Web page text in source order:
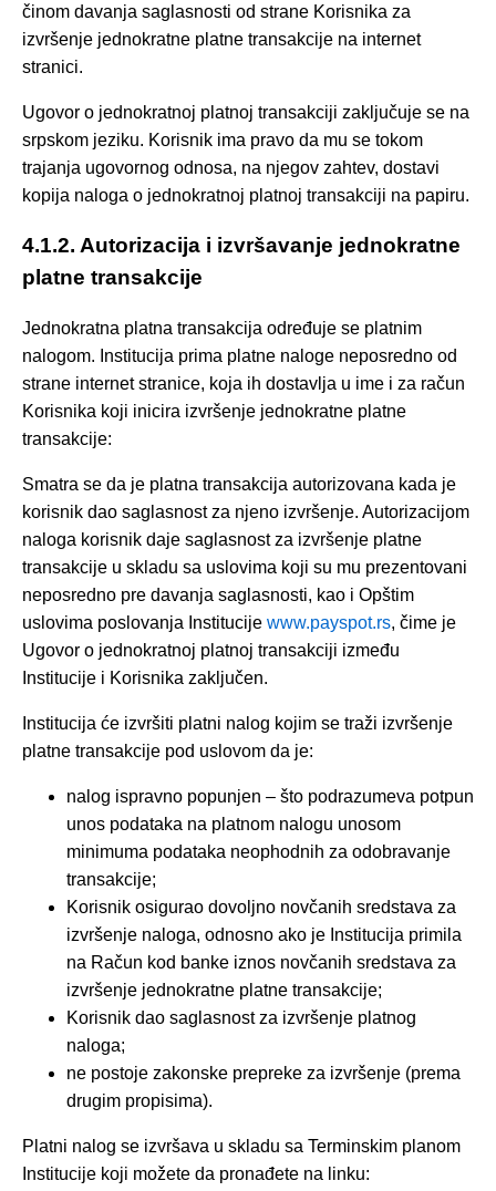
činom davanja saglasnosti od strane Korisnika za
izvršenje jednokratne platne transakcije na internet
stranici.
Ugovor o jednokratnoj platnoj transakciji zaključuje se na
srpskom jeziku. Korisnik ima pravo da mu se tokom
trajanja ugovornog odnosa, na njegov zahtev, dostavi
kopija naloga o jednokratnoj platnoj transakciji na papiru.
4.1.2. Autorizacija i izvršavanje jednokratne
platne transakcije
Jednokratna platna transakcija određuje se platnim
nalogom. Institucija prima platne naloge neposredno od
strane internet stranice, koja ih dostavlja u ime i za račun
Korisnika koji inicira izvršenje jednokratne platne
transakcije:
Smatra se da je platna transakcija autorizovana kada je
korisnik dao saglasnost za njeno izvršenje. Autorizacijom
naloga korisnik daje saglasnost za izvršenje platne
transakcije u skladu sa uslovima koji su mu prezentovani
neposredno pre davanja saglasnosti, kao i Opštim
uslovima poslovanja Institucije www.payspot.rs, čime je
Ugovor o jednokratnoj platnoj transakciji između
Institucije i Korisnika zaključen.
Institucija će izvršiti platni nalog kojim se traži izvršenje
platne transakcije pod uslovom da je:
nalog ispravno popunjen – što podrazumeva potpun
unos podataka na platnom nalogu unosom
minimuma podataka neophodnih za odobravanje
transakcije;
Korisnik osigurao dovoljno novčanih sredstava za
izvršenje naloga, odnosno ako je Institucija primila
na Račun kod banke iznos novčanih sredstava za
izvršenje jednokratne platne transakcije;
Korisnik dao saglasnost za izvršenje platnog
naloga;
ne postoje zakonske prepreke za izvršenje (prema
drugim propisima).
Platni nalog se izvršava u skladu sa Terminskim planom
Institucije koji možete da pronađete na linku: